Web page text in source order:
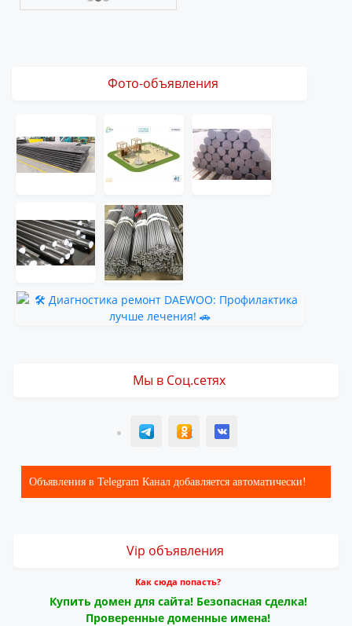
Фото-объявления
Мы в Соц.сетях
T ОК ВК
Объявления в Telegram Канал добавляется автоматически!
Vip объявления
Как сюда попасть?
Купить домен для сайта! Безопасная сделка!
Проверенные доменные имена!